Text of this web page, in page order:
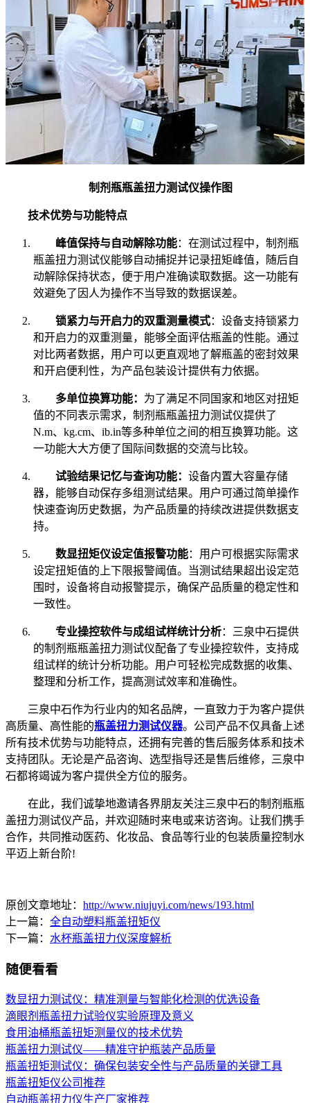
制剂瓶瓶盖扭力测试仪操作图
技术优势与功能特点
峰值保持与自动解除功能：在测试过程中，制剂瓶
瓶盖扭力测试仪能够自动捕捉并记录扭矩峰值，随后自
动解除保持状态，便于用户准确读取数据。这一功能有
效避免了因人为操作不当导致的数据误差。
锁紧力与开启力的双重测量模式：设备支持锁紧力
和开启力的双重测量，能够全面评估瓶盖的性能。通过
对比两者数据，用户可以更直观地了解瓶盖的密封效果
和开启便利性，为产品包装设计提供有力依据。
多单位换算功能： 为了满足不同国家和地区对扭矩
值的不同表示需求，制剂瓶瓶盖扭力测试仪提供了
N.m、kg.cm、ib.in等多种单位之间的相互换算功能。这
一功能大大方便了国际间数据的交流与比较。
试验结果记忆与查询功能： 设备内置大容量存储
器，能够自动保存多组测试结果。用户可通过简单操作
快速查询历史数据，为产品质量的持续改进提供数据支
持。
数显扭矩仪设定值报警功能：用户可根据实际需求
设定扭矩值的上下限报警阈值。当测试结果超出设定范
围时，设备将自动报警提示，确保产品质量的稳定性和
一致性。
专业操控软件与成组试样统计分析：三泉中石提供
的制剂瓶瓶盖扭力测试仪配备了专业操控软件，支持成
组试样的统计分析功能。用户可轻松完成数据的收集、
整理和分析工作，提高测试效率和准确性。
三泉中石作为行业内的知名品牌，一直致力于为客户提供
高质量、高性能的瓶盖扭力测试仪器。公司产品不仅具备上述
所有技术优势与功能特点，还拥有完善的售后服务体系和技术
支持团队。无论是产品咨询、选型指导还是售后维修，三泉中
石都将竭诚为客户提供全方位的服务。
在此，我们诚挚地邀请各界朋友关注三泉中石的制剂瓶瓶
盖扭力测试仪产品，并欢迎随时来电或来访咨询。让我们携手
合作，共同推动医药、化妆品、食品等行业的包装质量控制水
平迈上新台阶!
原创文章地址： http://www.niujuyi.com/news/193.html
上一篇： 全自动塑料瓶盖扭矩仪
下一篇： 水杯瓶盖扭力仪深度解析
随便看看
数显扭力测试仪：精准测量与智能化检测的优选设备
滴眼剂瓶盖扭力试验仪实验原理及意义
食用油桶瓶盖扭矩测量仪的技术优势
瓶盖扭力测试仪——精准守护瓶装产品质量
瓶盖扭矩测试仪：确保包装安全性与产品质量的关键工具
瓶盖扭矩仪公司推荐
自动瓶盖扭力仪生产厂家推荐